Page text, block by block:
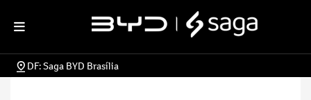
DF: Saga BYD Brasília